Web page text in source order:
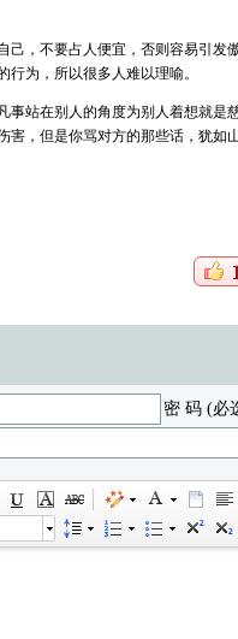
己，不要占人便宜，否则容易引
行为，所以很多人难以理喻。
事站在别人的角度为别人着想就
害，但是你骂对方的那些话，犹如
密 码 (必